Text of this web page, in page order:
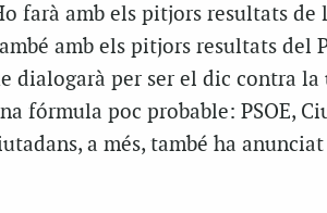
farà amb els pitjors resultats de
amb els pitjors resultats del
dialogarà per ser el dic contra
fórmula poc probable: PSOE,
a més, també ha